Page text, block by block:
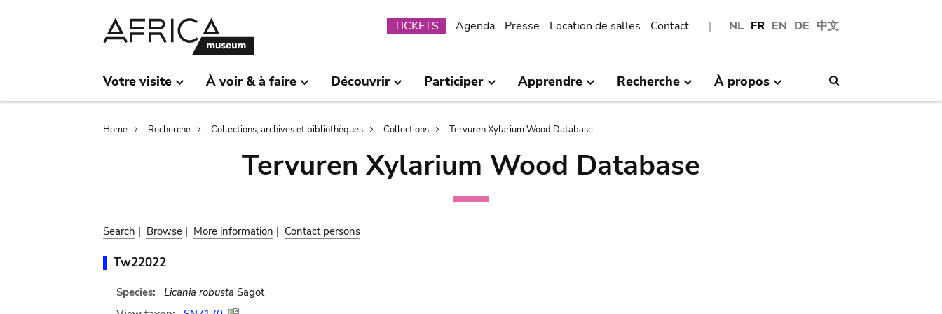
NL FR EN DE 中文
Submenu
TICKETS Agenda Presse Location de salles Contact
Votre visite À voir & à faire Découvrir Participer Apprendre Recherche À propos
Breadcrumb
Home Recherche Collections, archives et bibliothèques Collections Tervuren Xylarium Wood Database
Tervuren Xylarium Wood Database
Search | Browse | More information | Contact persons
Tw22022
Species: Licania robusta Sagot